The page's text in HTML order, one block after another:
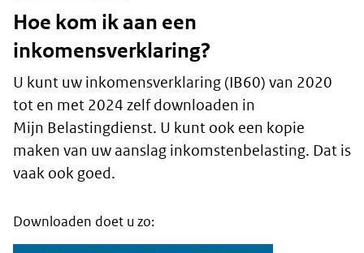
Hoe kom ik aan een
inkomensverklaring?
U kunt uw inkomensverklaring (IB60) van 2020
tot en met 2024 zelf downloaden in
Mijn Belastingdienst. U kunt ook een kopie
maken van uw aanslag inkomstenbelasting. Dat is
vaak ook goed.
Downloaden doet u zo: